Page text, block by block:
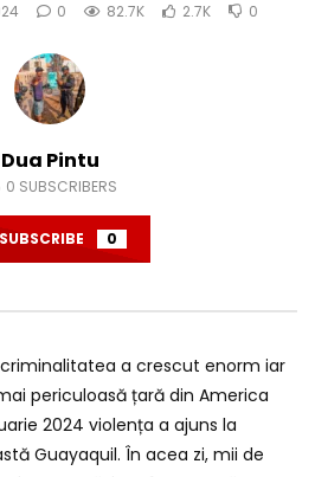
0 82.7K 2.7K 0
Dua Pintu
0 SUBSCRIBERS
0
a crescut enorm iar
periculoasă țară din America
2024 violența a ajuns la
Guayaquil. În acea zi, mii de